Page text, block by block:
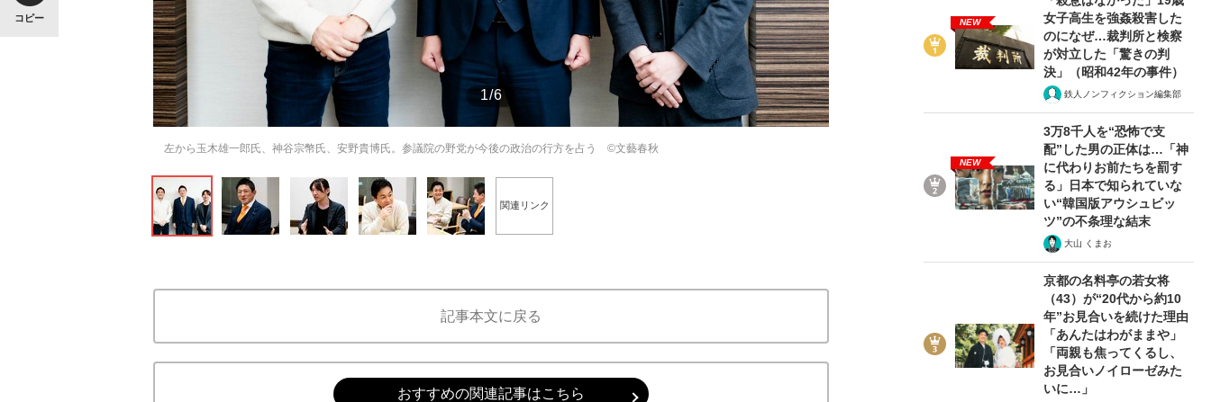
コピー
1/6
左から玉木雄一郎氏、神谷宗幣氏、安野貴博氏。参議院の野党が今後の政治の行方を占う ©文藝春秋
2/6
関連リンク
記事本文に戻る
おすすめの関連記事はこちら
NEW
女子高生を強姦殺害した
のになぜ…裁判所と検察
が対立した「驚きの判
決」（昭和42年の事件）
鉄人ノンフィクション編集部
NEW
3万8千人を“恐怖で支
配”した男の正体は…「神
に代わりお前たちを罰す
る」日本で知られていな
い“韓国版アウシュビッ
ツ”の不条理な結末
大山 くまお
京都の名料亭の若女将
（43）が“20代から約10
年”お見合いを続けた理由
「あんたはわがままや」
「両親も焦ってくるし、
お見合いノイローゼみた
いに…」